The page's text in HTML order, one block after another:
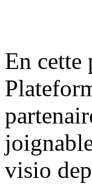
En cette
visio